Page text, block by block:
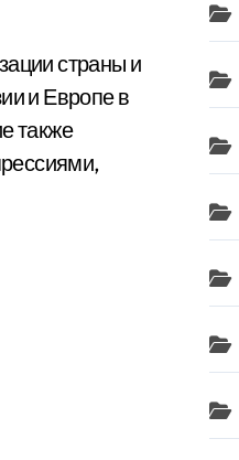
страны и
и Европе в
также